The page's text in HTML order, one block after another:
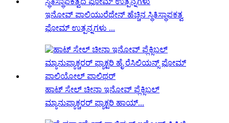
ಇನೋವ್ ಪಾಲಿಯುರೆಥೇನ್ ಹೆಚ್ಚಿನ ಸ್ಥಿತಿಸ್ಥಾಪಕತ್ವ
ಫೋಮ್ ಉತ್ಪನ್ನಗಳು ...
ಹಾಟ್ ಸೇಲ್ ಚೀನಾ ಇನೋವ್ ಫ್ಲೆಕ್ಸಿಬಲ್
ಮ್ಯಾನುಫ್ಯಾಕ್ಚರರ್ ಫ್ಯಾಕ್ಟರಿ ಹಾಯ್...